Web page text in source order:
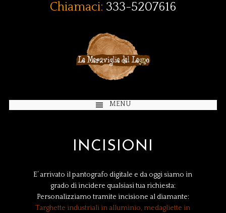
Chiamaci: 333-5207616
MENU
INCISIONI
E’ arrivato il pantografo digitale e da oggi siamo in
grado di incidere qualsiasi tua richiesta:
Personalizziamo tramite incisione al diamante:
Targhette industriali in alluminio, medagliette in